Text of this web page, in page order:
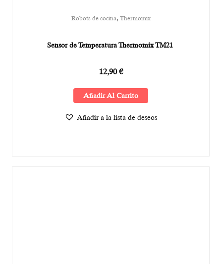
Robots de cocina, Thermomix
Sensor de Temperatura Thermomix TM21
12,90€
Añadir Al Carrito
Añadir a la lista de deseos